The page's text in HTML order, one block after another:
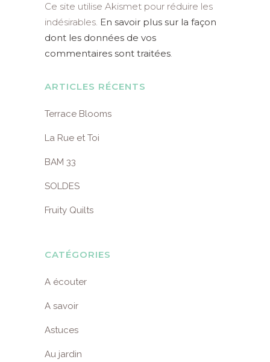
Ce site utilise Akismet pour réduire les
indésirables. En savoir plus sur la façon
dont les données de vos
commentaires sont traitées.
ARTICLES RÉCENTS
Terrace Blooms
La Rue et Toi
BAM 33
SOLDES
Fruity Quilts
CATÉGORIES
A écouter
A savoir
Astuces
Au jardin